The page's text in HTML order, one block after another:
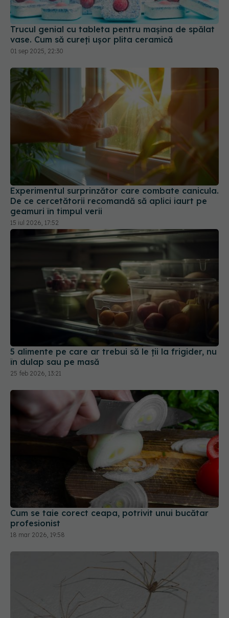
Trucul genial cu tableta pentru mașina de spălat
vase. Cum să cureți ușor plita ceramică
01 sep 2025, 22:30
Experimentul surprinzător care combate canicula.
De ce cercetătorii recomandă să aplici iaurt pe
geamuri în timpul verii
15 iul 2026, 17:52
5 alimente pe care ar trebui să le ții la frigider, nu
în dulap sau pe masă
25 feb 2026, 13:21
Cum se taie corect ceapa, potrivit unui bucătar
profesionist
18 mar 2026, 19:58